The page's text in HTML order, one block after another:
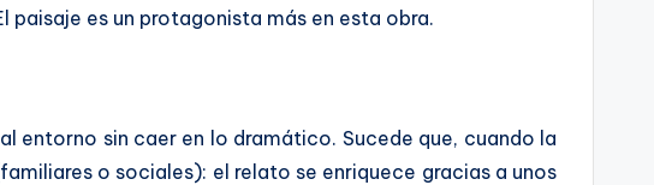
paisaje es un protagonista más en esta obra.
entorno sin caer en lo dramático. Sucede que, cuando la
o sociales): el relato se enriquece gracias a unos